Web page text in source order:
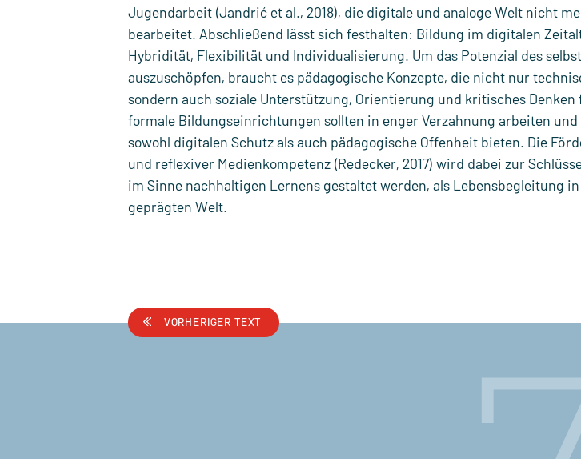
Jugendarbeit (Jandrić et al., 2018), die digitale und analoge Welt nicht
bearbeitet. Abschließend lässt sich festhalten: Bildung im digitalen
Hybridität, Flexibilität und Individualisierung. Um das Potenzial des
auszuschöpfen, braucht es pädagogische Konzepte, die nicht nur
sondern auch soziale Unterstützung, Orientierung und kritisches
formale Bildungseinrichtungen sollten in enger Verzahnung arbeiten
sowohl digitalen Schutz als auch pädagogische Offenheit bieten. Die
und reflexiver Medienkompetenz (Redecker, 2017) wird dabei zur
im Sinne nachhaltigen Lernens gestaltet werden, als Lebensbegleitung
geprägten Welt.
VORHERIGER TEXT